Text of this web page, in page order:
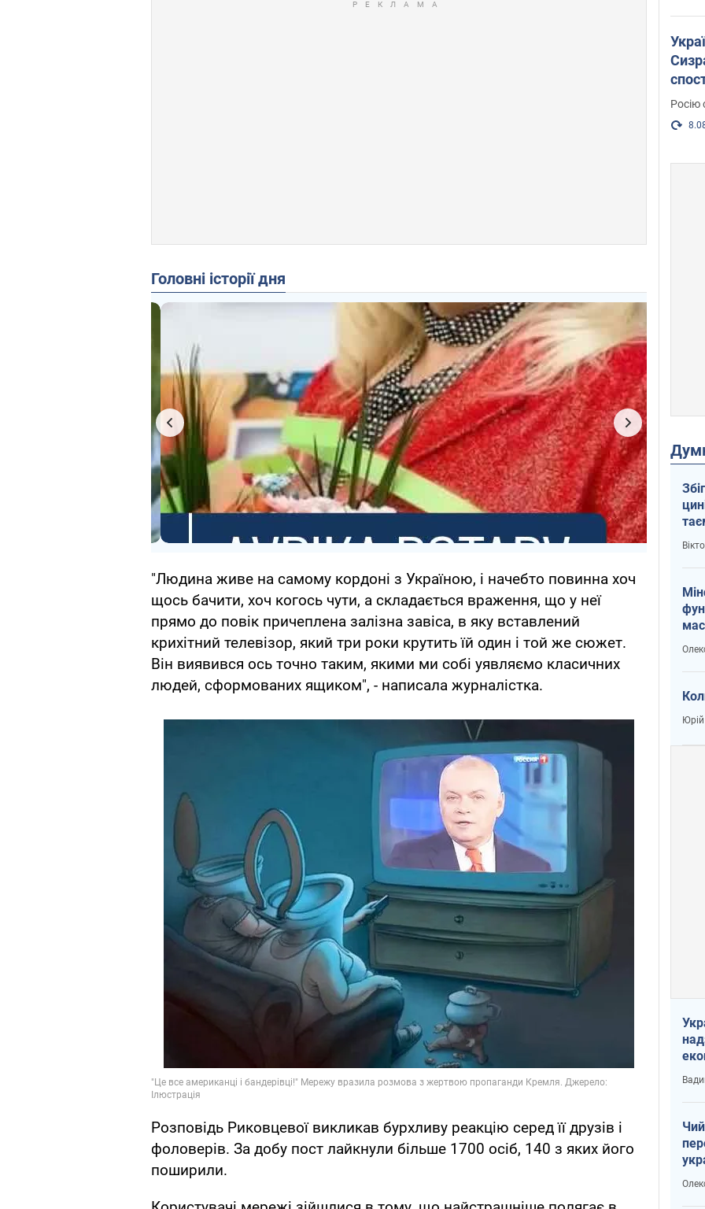
Головні історії дня
"Людина живе на самому кордоні з Україною, і начебто повинна хоч
щось бачити, хоч когось чути, а складається враження, що у неї
прямо до повік причеплена залізна завіса, в яку вставлений
крихітний телевізор, який три роки крутить їй один і той же сюжет.
Він виявився ось точно таким, якими ми собі уявляємо класичних
людей, сформованих ящиком", - написала журналістка.
Розповідь Риковцевої викликав бурхливу реакцію серед її друзів і
фоловерів. За добу пост лайкнули більше 1700 осіб, 140 з яких його
поширили.
Росію
і